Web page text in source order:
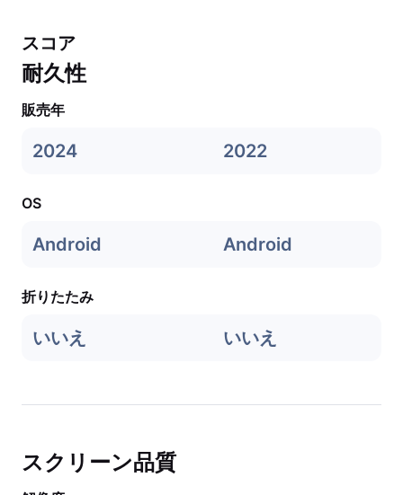
スコア
耐久性
販売年
2024 2022
OS
Android Android
折りたたみ
いいえ いいえ
スクリーン品質